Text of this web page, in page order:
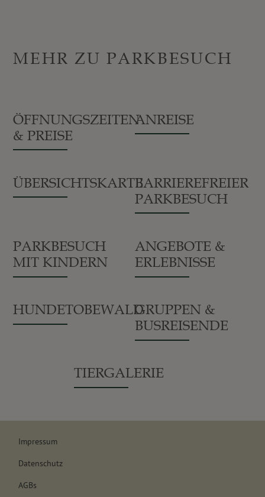
MEHR ZU PARKBESUCH
ÖFFNUNGSZEITEN
& PREISE
ANREISE
ÜBERSICHTSKARTEBARRIEREFREIER
PARKBESUCH
PARKBESUCH
MIT KINDERN
ANGEBOTE &
ERLEBNISSE
HUNDETOBEWALDGRUPPEN &
BUSREISENDE
TIERGALERIE
Impressum
Datenschutz
AGBs